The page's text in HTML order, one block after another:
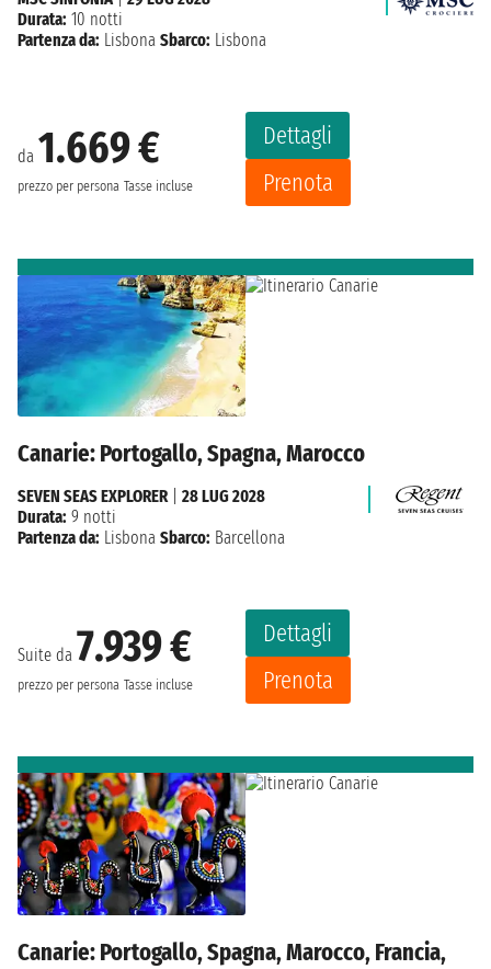
da 1.669 €
prezzo per persona Tasse incluse
Dettagli
Prenota
Durata: 10 notti
Partenza da: Lisbona Sbarco: Lisbona
Canarie: Portogallo, Spagna, Marocco
Suite da 7.939 €
prezzo per persona Tasse incluse
Dettagli
Prenota
SEVEN SEAS EXPLORER| 28 LUG 2028
Durata: 9 notti
Partenza da: Lisbona Sbarco: Barcellona
Canarie: Portogallo, Spagna, Marocco, Francia,